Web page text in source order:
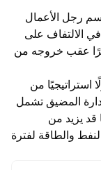
رجل الأعمال
في الالتفاف على
عقب خروجه من
استراتيجيًا من
المضيق تشمل
قد يزيد من
والطاقة لفترة